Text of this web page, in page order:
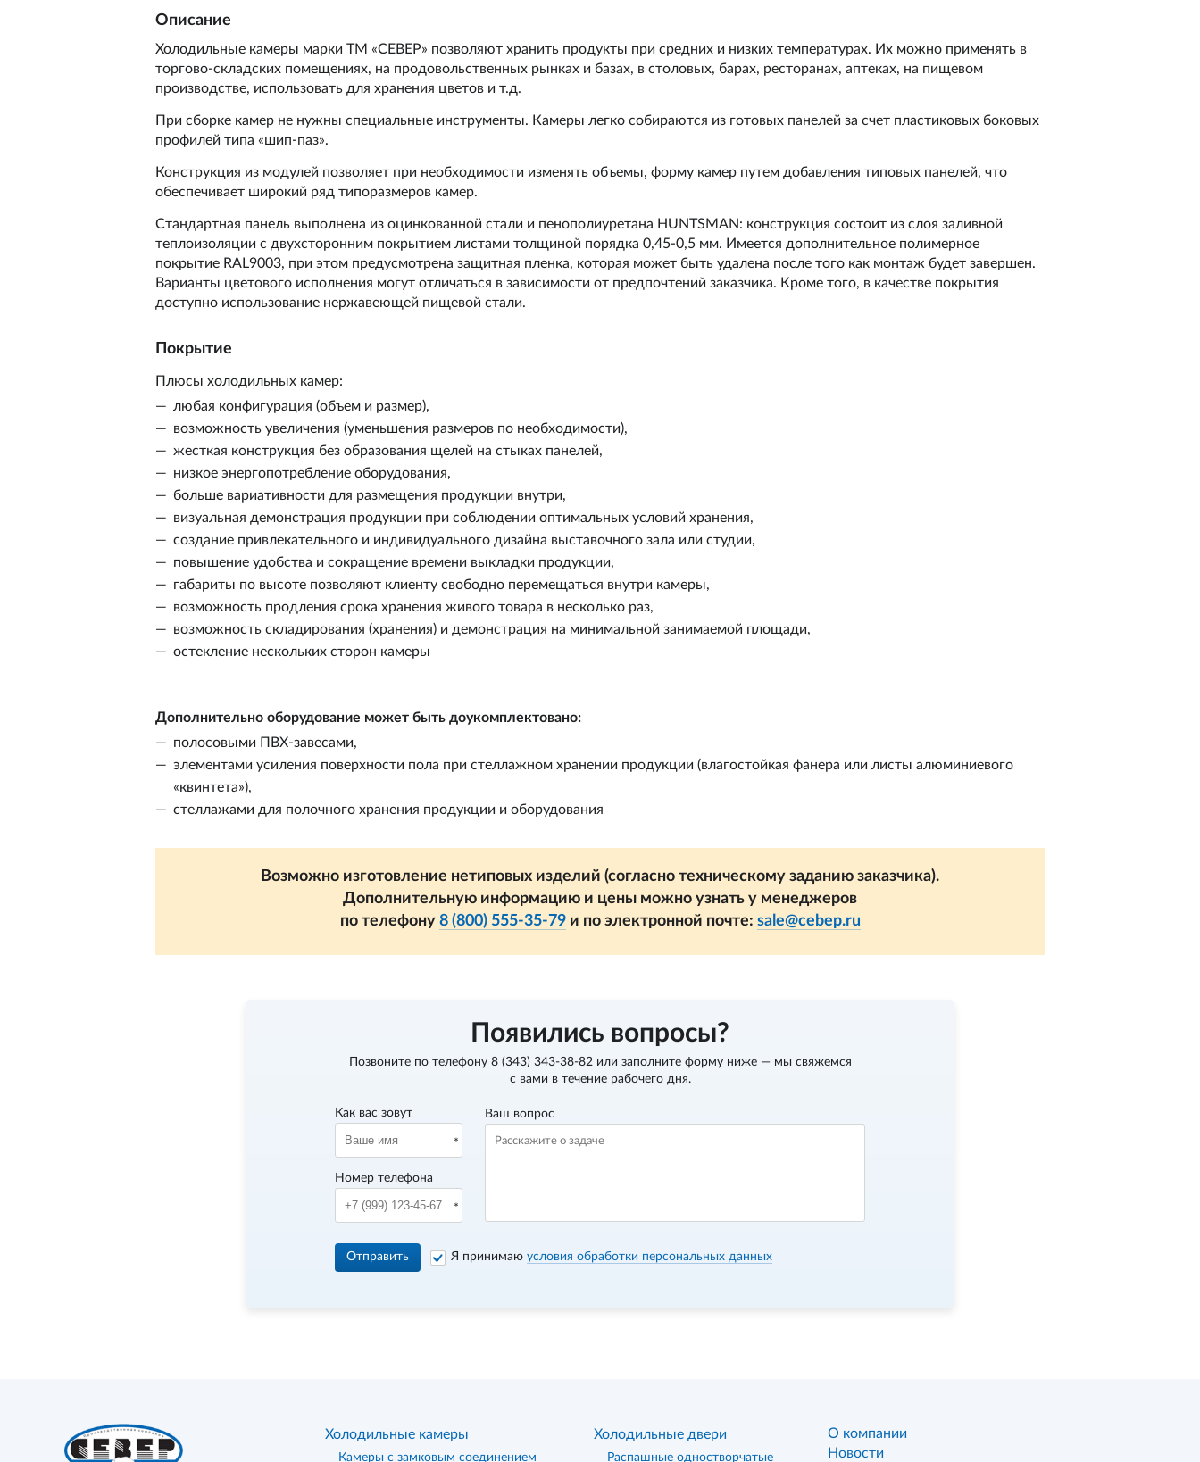
Описание
Холодильные камеры марки ТМ «СЕВЕР» позволяют хранить продукты при средних и низких температурах. Их можно применять в
торгово-складских помещениях, на продовольственных рынках и базах, в столовых, барах, ресторанах, аптеках, на пищевом
производстве, использовать для хранения цветов и т.д.
При сборке камер не нужны специальные инструменты. Камеры легко собираются из готовых панелей за счет пластиковых боковых
профилей типа «шип-паз».
Конструкция из модулей позволяет при необходимости изменять объемы, форму камер путем добавления типовых панелей, что
обеспечивает широкий ряд типоразмеров камер.
Стандартная панель выполнена из оцинкованной стали и пенополиуретана HUNTSMAN: конструкция состоит из слоя заливной
теплоизоляции с двухсторонним покрытием листами толщиной порядка 0,45-0,5 мм. Имеется дополнительное полимерное
покрытие RAL9003, при этом предусмотрена защитная пленка, которая может быть удалена после того как монтаж будет завершен.
Варианты цветового исполнения могут отличаться в зависимости от предпочтений заказчика. Кроме того, в качестве покрытия
доступно использование нержавеющей пищевой стали.
Покрытие
Плюсы холодильных камер:
любая конфигурация (объем и размер),
возможность увеличения (уменьшения размеров по необходимости),
жесткая конструкция без образования щелей на стыках панелей,
низкое энергопотребление оборудования,
больше вариативности для размещения продукции внутри,
визуальная демонстрация продукции при соблюдении оптимальных условий хранения,
создание привлекательного и индивидуального дизайна выставочного зала или студии,
повышение удобства и сокращение времени выкладки продукции,
габариты по высоте позволяют клиенту свободно перемещаться внутри камеры,
возможность продления срока хранения живого товара в несколько раз,
возможность складирования (хранения) и демонстрация на минимальной занимаемой площади,
остекление нескольких сторон камеры
Дополнительно оборудование может быть доукомплектовано:
полосовыми ПВХ-завесами,
элементами усиления поверхности пола при стеллажном хранении продукции (влагостойкая фанера или листы алюминиевого
«квинтета»),
стеллажами для полочного хранения продукции и оборудования
Возможно изготовление нетиповых изделий (согласно техническому заданию заказчика).
Дополнительную информацию и цены можно узнать у менеджеров
по телефону 8 (800) 555-35-79и по электронной почте: sale@cebep.ru
Появились вопросы?
Позвоните по телефону 8 (343) 343-38-82или заполните форму ниже — мы свяжемся
с вами в течение рабочего дня.
Как вас зовут
Номер телефона
Ваш вопрос
Отправить Я принимаю условия обработки персональных данных
Холодильные камеры
Камеры с замковым соединением
Холодильные двери
Распашные одностворчатые
О компании
Новости